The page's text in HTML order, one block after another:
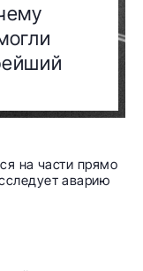
на части прямо
аварию